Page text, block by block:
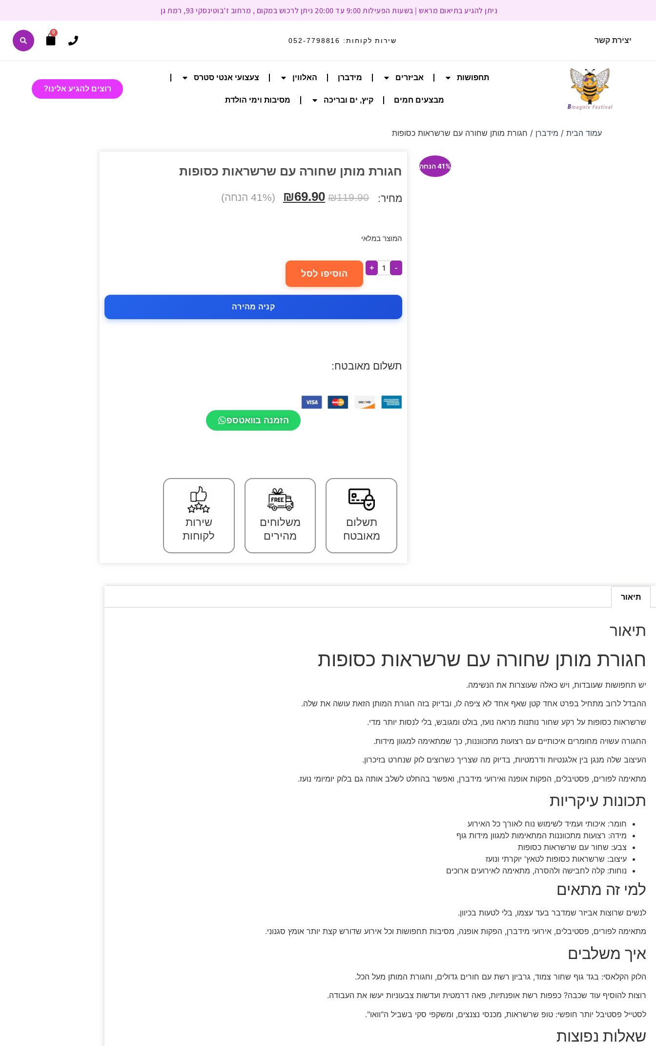
ניתן להגיע בתיאום מראש | בשעות הפעילות 9:00 עד 20:00 ניתן לרכוש במקום , מרחוב ז’בוטינסקי 93, רמת גן
יצירת קשר שירות לקוחות: 052-7798816
0
תחפושות אביזרים מידברן האלווין צעצועי אנטי סטרס
מבצעים חמים קיץ, ים ובריכה מסיבות וימי הולדת
רוצים להגיע אלינו?
עמוד הבית/ מידברן / חגורת מותן שחורה עם שרשראות כסופות
41% הנחה חגורת מותן שחורה עם שרשראות כסופות
מחיר: ₪119.90
₪69.90 (41% הנחה)
המוצר במלאי
-
+
הוסיפו לסל
קניה מהירה
תשלום מאובטח:
הזמנה בוואטספ
תשלום
מאובטח
משלוחים
מהירים
שירות
לקוחות
תיאור
תיאור
חגורת מותן שחורה עם שרשראות כסופות
יש תחפושות שעובדות, ויש כאלה שעוצרות את הנשימה.
ההבדל לרוב מתחיל בפרט אחד קטן שאף אחד לא ציפה לו, ובדיוק בזה חגורת המותן הזאת עושה את שלה.
שרשראות כסופות על רקע שחור נותנות מראה נועז, בולט ומגובש, בלי לנסות יותר מדי.
החגורה עשויה מחומרים איכותיים עם רצועות מתכווננות, כך שמתאימה למגוון מידות.
העיצוב שלה מנגן בין אלגנטיות ודרמטיות, בדיוק מה שצריך כשרוצים לוק שנחרט בזיכרון.
מתאימה לפורים, פסטיבלים, הפקות אופנה ואירועי מידברן, ואפשר בהחלט לשלב אותה גם בלוק יומיומי נועז.
תכונות עיקריות
חומר: איכותי ועמיד לשימוש נוח לאורך כל האירוע
מידה: רצועות מתכווננות המתאימות למגוון מידות גוף
צבע: שחור עם שרשראות כסופות
עיצוב: שרשראות כסופות לטאץ' יוקרתי ונועז
נוחות: קלה לחבישה ולהסרה, מתאימה לאירועים ארוכים
למי זה מתאים
לנשים שרוצות אביזר שמדבר בעד עצמו, בלי לטעות בכיוון.
מתאימה לפורים, פסטיבלים, אירועי מידברן, הפקות אופנה, מסיבות תחפושות וכל אירוע שדורש קצת יותר אומץ סגנוני.
איך משלבים
הלוק הקלאסי: בגד גוף שחור צמוד, גרביון רשת עם חורים גדולים, וחגורת המותן מעל הכל.
רוצות להוסיף עוד שכבה? כפפות רשת אופנתיות, פאה דרמטית ועדשות צבעוניות יעשו את העבודה.
לסטייל פסטיבל יותר חופשי: טופ שרשראות, מכנסי נצנצים, ומשקפי סקי בשביל ה"וואו".
שאלות נפוצות